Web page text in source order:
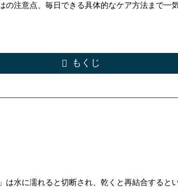
注意点、毎日できる具体的なケア方法まで
もくじ
水に濡れると切断され、乾くと再結合する